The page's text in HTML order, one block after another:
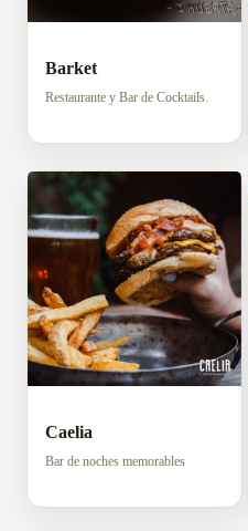
Barket
Restaurante y Bar de Cocktails.
Caelia
Bar de noches memorables